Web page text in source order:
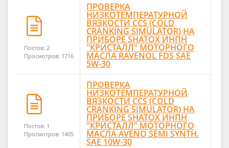
Постов: 2
Просмотров: 1716
ПРОВЕРКА
НИЗКОТЕМПЕРАТУРНОЙ
ВЯЗКОСТИ CCS (COLD
CRANKING SIMULATOR) НА
ПРИБОРЕ SHATOX ИНПН
"КРИСТАЛЛ" МОТОРНОГО
МАСЛА RAVENOL FDS SAE
5W-30
Постов: 1
Просмотров: 1405
ПРОВЕРКА
НИЗКОТЕМПЕРАТУРНОЙ
ВЯЗКОСТИ CCS (COLD
CRANKING SIMULATOR) НА
ПРИБОРЕ SHATOX ИНПН
"КРИСТАЛЛ" МОТОРНОГО
МАСЛА AVENO SEMI SYNTH.
SAE 10W-30